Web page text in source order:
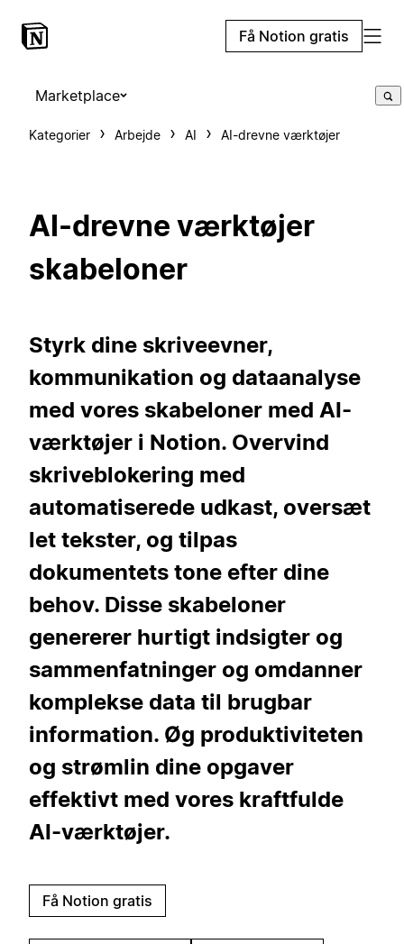
Få Notion gratis
Marketplace
Kategorier Arbejde AI AI-drevne værktøjer
AI-drevne værktøjer
skabeloner
Styrk dine skriveevner,
kommunikation og dataanalyse
med vores skabeloner med AI-
værktøjer i Notion. Overvind
skriveblokering med
automatiserede udkast, oversæt
let tekster, og tilpas
dokumentets tone efter dine
behov. Disse skabeloner
genererer hurtigt indsigter og
sammenfatninger og omdanner
komplekse data til brugbar
information. Øg produktiviteten
og strømlin dine opgaver
effektivt med vores kraftfulde
AI-værktøjer.
Få Notion gratis